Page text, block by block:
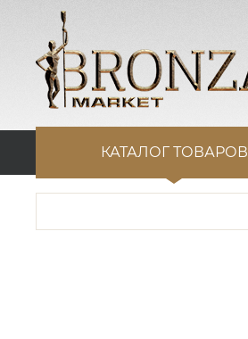
КАТАЛОГ ТОВАРОВ